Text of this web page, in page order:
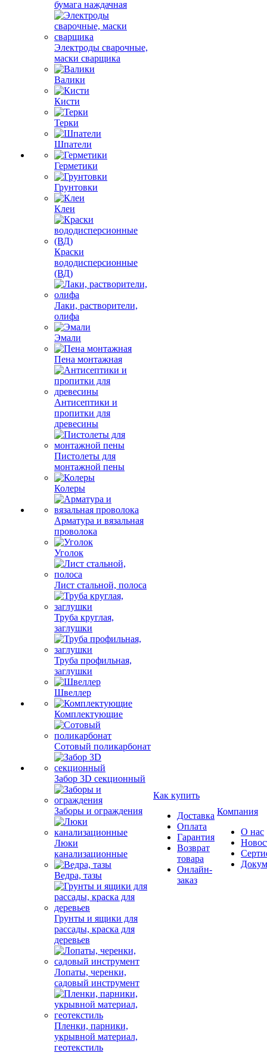
бумага наждачная
Электроды сварочные,
маски сварщика
Валики
Кисти
Терки
Шпатели
Герметики
Грунтовки
Клеи
Краски
вододисперсионные
(ВД)
Лаки, растворители,
олифа
Эмали
Пена монтажная
Антисептики и
пропитки для
древесины
Пистолеты для
монтажной пены
Колеры
Арматура и вязальная
проволока
Уголок
Лист стальной, полоса
Труба круглая,
заглушки
Труба профильная,
заглушки
Швеллер
Комплектующие
Сотовый поликарбонат
Забор 3D секционный
Заборы и ограждения
Люки
канализационные
Ведра, тазы
Грунты и ящики для
рассады, краска для
деревьев
Лопаты, черенки,
садовый инструмент
Пленки, парники,
укрывной материал,
геотекстиль
Как купить
Доставка
Оплата
Гарантия
Возврат
товара
Онлайн-
заказ
Компания
О нас